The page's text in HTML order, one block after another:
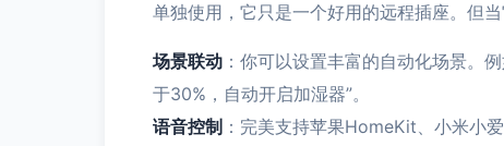
单独使用，它只是一个好用的远程插座。但
场景联动 ：你可以设置丰富的自动化场景。
于30%，自动开启加湿器”。
语音控制 ：完美支持苹果HomeKit、小米小